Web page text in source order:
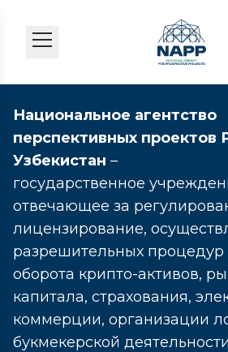
Национальное агентство
перспективных проектов
Узбекистан –
государственное
отвечающее за
лицензирование,
разрешительных процедур
оборота крипто-активов,
капитала, страхования,
коммерции, организации
букмекерской